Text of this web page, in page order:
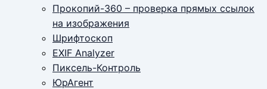
Прокопий-360 – проверка прямых ссылок
на изображения
Шрифтоскоп
EXIF Analyzer
Пиксель-Контроль
ЮрАгент